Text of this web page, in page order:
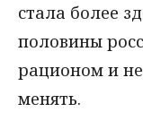
стала более
половины
рационом и
менять.